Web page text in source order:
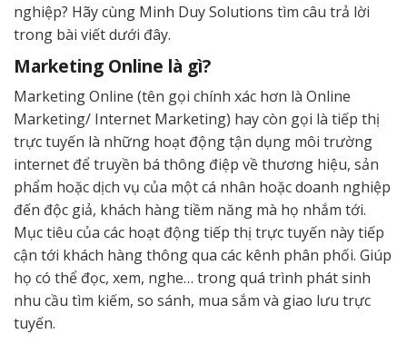
nghiệp? Hãy cùng Minh Duy Solutions tìm câu trả lời
trong bài viết dưới đây.
Marketing Online là gì?
Marketing Online (tên gọi chính xác hơn là Online
Marketing/ Internet Marketing) hay còn gọi là tiếp thị
trực tuyến là những hoạt động tận dụng môi trường
internet để truyền bá thông điệp về thương hiệu, sản
phẩm hoặc dịch vụ của một cá nhân hoặc doanh nghiệp
đến độc giả, khách hàng tiềm năng mà họ nhắm tới.
Mục tiêu của các hoạt động tiếp thị trực tuyến này tiếp
cận tới khách hàng thông qua các kênh phân phối. Giúp
họ có thể đọc, xem, nghe… trong quá trình phát sinh
nhu cầu tìm kiếm, so sánh, mua sắm và giao lưu trực
tuyến.